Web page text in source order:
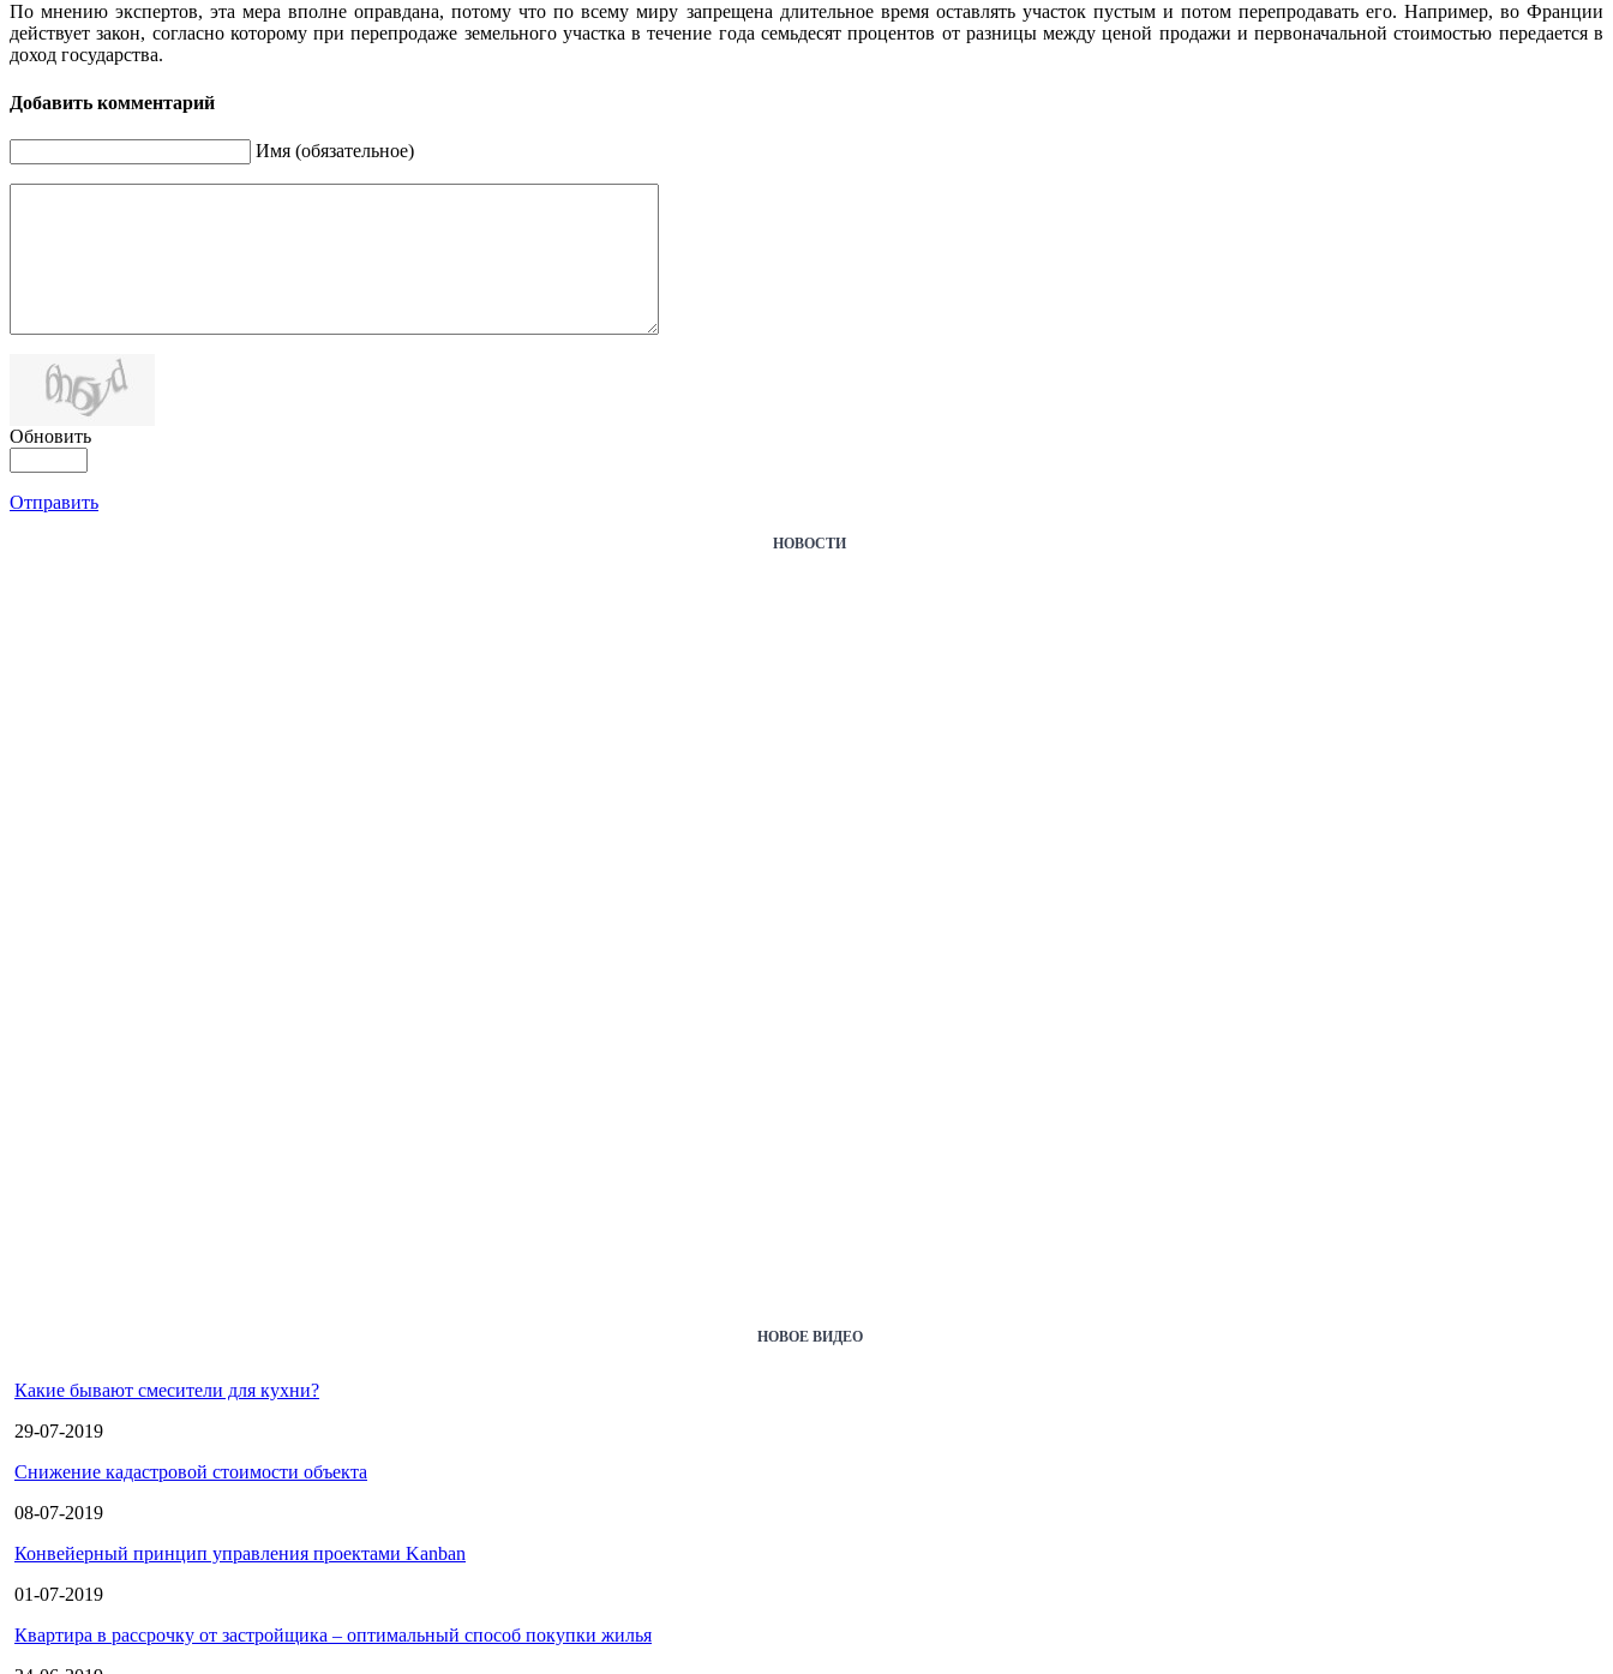
По мнению экспертов, эта мера вполне оправдана, потому что по всему миру запрещена длительное время оставлять участок пустым и потом перепродавать его. Например, во Франции
действует закон, согласно которому при перепродаже земельного участка в течение года семьдесят процентов от разницы между ценой продажи и первоначальной стоимостью передается в
доход государства.
Добавить комментарий
Имя (обязательное)
Обновить
Отправить
НОВОСТИ
НОВОЕ ВИДЕО
Какие бывают смесители для кухни?
29-07-2019
Снижение кадастровой стоимости объекта
08-07-2019
Конвейерный принцип управления проектами Kanban
01-07-2019
Квартира в рассрочку от застройщика – оптимальный способ покупки жилья